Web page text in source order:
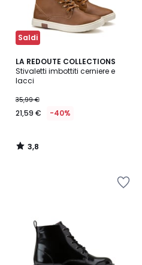
Saldi
LA REDOUTE COLLECTIONS
Stivaletti imbottiti cerniere e
lacci
35,99 €
21,59 € -40%
3,8
/ 5
3,8
/